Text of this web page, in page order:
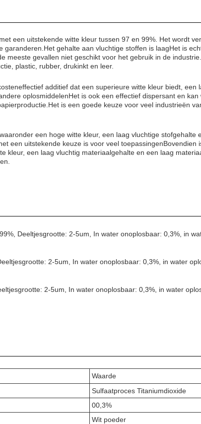
een uitstekende witte kleur tussen 97 en 99%. Het wordt
gehalte aan vluchtige stoffen is laagHet is
meeste gevallen niet geschikt voor het gebruik in de
plastic, rubber, drukinkt en leer.
additief dat een superieure witte kleur biedt, een
oplosmiddelenHet is ook een effectief dispersant en kan
is een goede keuze voor veel industrieën
een hoge witte kleur, een laag vluchtige stofgehalte
een uitstekende keuze is voor veel toepassingenBovendien
kleur, een laag vluchtig materiaalgehalte en een laag
Deeltjesgrootte: 2-5um, In water onoplosbaar: 0,3%, in
2-5um, In water onoplosbaar: 0,3%, in water
2-5um, In water onoplosbaar: 0,3%, in water
Waarde
Sulfaatproces Titaniumdioxide
00,3%
Wit poeder